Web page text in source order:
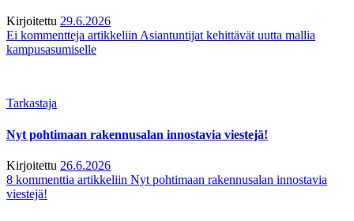
Kirjoitettu 29.6.2026
Ei kommentteja artikkeliin Asiantuntijat kehittävät uutta mallia
kampusasumiselle
Tarkastaja
Nyt pohtimaan rakennusalan innostavia viestejä!
Kirjoitettu 26.6.2026
8 kommenttia artikkeliin Nyt pohtimaan rakennusalan innostavia
viestejä!